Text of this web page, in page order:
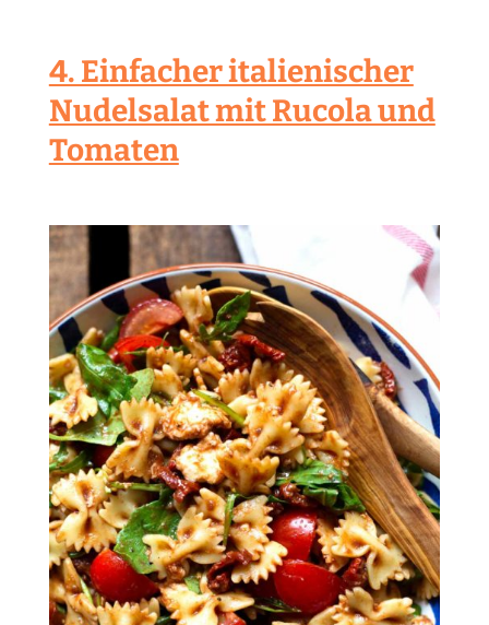
4. Einfacher italienischer
Nudelsalat mit Rucola und
Tomaten